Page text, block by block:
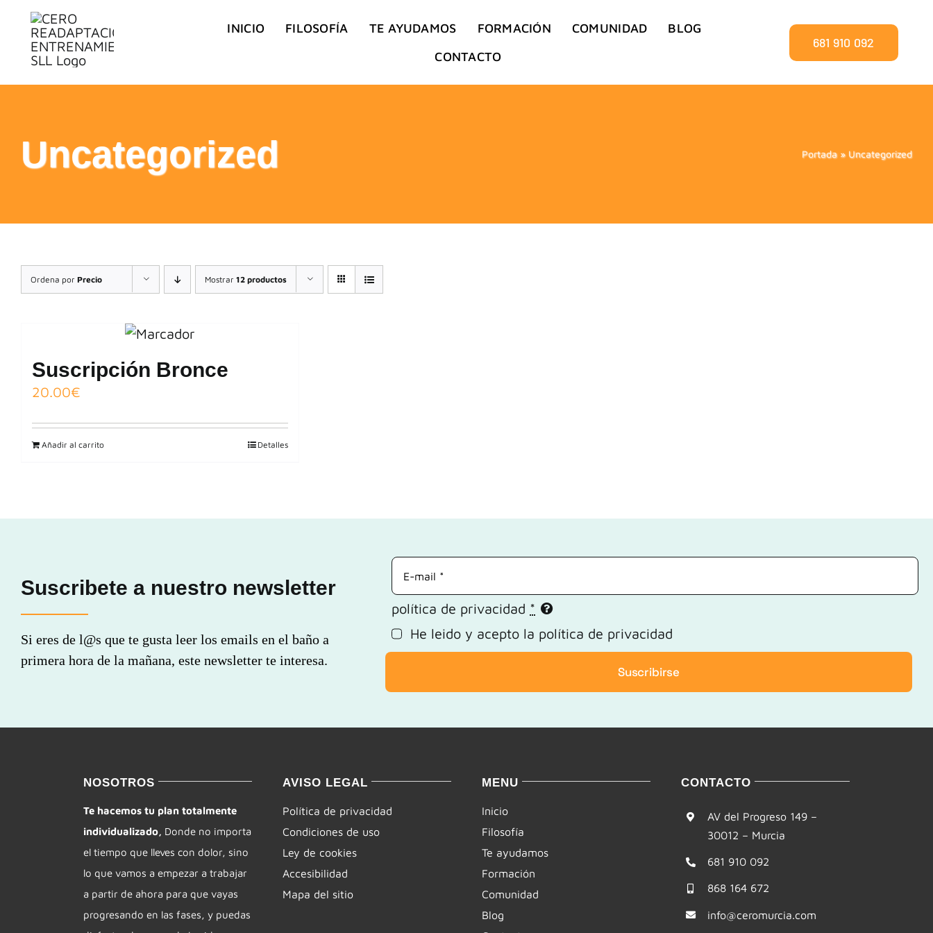
Saltar
contenido
INICIO FILOSOFÍA TE AYUDAMOS FORMACIÓN COMUNIDAD
BLOG
CONTACTO
681 910 092
Uncategorized Portada» Uncategorized
Ordena por Precio Mostrar 12 productos
Suscripción Bronce
20.00€
Añadir al carrito Detalles
Suscribete a nuestro newsletter
Si eres de l@s que te gusta leer los emails en el baño a
primera hora de la mañana, este newsletter te interesa.
política de privacidad *
He leido y acepto la política de privacidad
Suscribirse
NOSOTROS
Te hacemos tu plan totalmente
individualizado, Donde no importa
el tiempo que lleves con dolor, sino
lo que vamos a empezar a trabajar
a partir de ahora para que vayas
progresando en las fases, y puedas
AVISO LEGAL
Política de privacidad
Condiciones de uso
Ley de cookies
Accesibilidad
Mapa del sitio
MENU
Inicio
Filosofía
Te ayudamos
Formación
Comunidad
Blog
CONTACTO
AV del Progreso 149 –
30012 – Murcia
681 910 092
868 164 672
info@ceromurcia.com